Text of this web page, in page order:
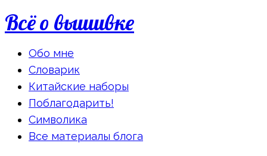
Всё о вышивке
Обо мне
Словарик
Китайские наборы
Поблагодарить!
Символика
Все материалы блога